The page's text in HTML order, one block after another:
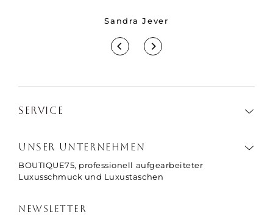
Sandra Jever
einer
SERVICE
UNSER UNTERNEHMEN
BOUTIQUE75, professionell aufgearbeiteter
Luxusschmuck und Luxustaschen
NEWSLETTER